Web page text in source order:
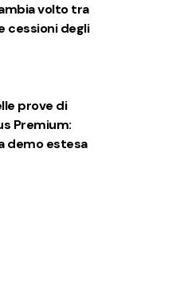
volto tra
cessioni degli
prove di
Premium:
demo estesa